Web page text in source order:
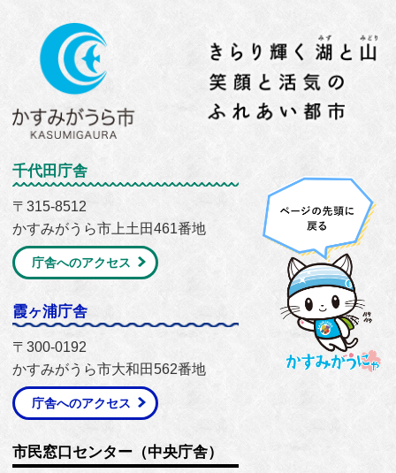
千代田庁舎
〒315-8512
かすみがうら市上土田461番地
庁舎へのアクセス
霞ヶ浦庁舎
〒300-0192
かすみがうら市大和田562番地
庁舎へのアクセス
市民窓口センター（中央庁舎）